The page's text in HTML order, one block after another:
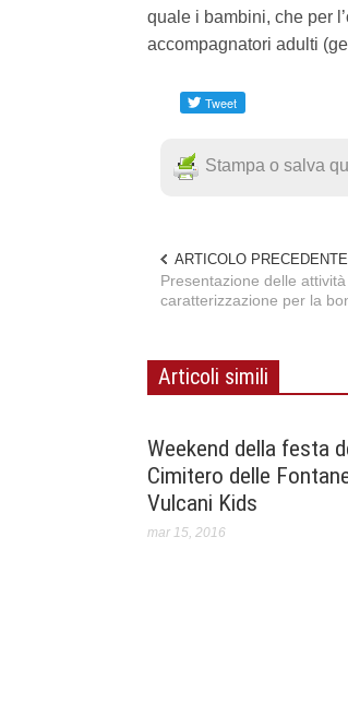
quale i bambini, che per
accompagnatori adulti
Stampa o salva
ARTICOLO PRECEDENTE
Presentazione delle attività
caratterizzazione per la
Articoli simili
Weekend della festa
Cimitero delle
Vulcani Kids
mar 15, 2016